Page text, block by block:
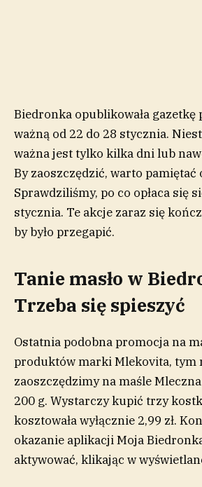
Biedronka opublikowała
ważną od 22 do 28 stycznia.
ważna jest tylko kilka dni lub
By zaoszczędzić, warto pamiętać
Sprawdziliśmy, po co opłaca się
stycznia. Te akcje zaraz się
by było przegapić.
Tanie masło w
Trzeba się spieszyć
Ostatnia podobna promocja na
produktów marki Mlekovita, tym
zaoszczędzimy na maśle
200 g. Wystarczy kupić trzy
kosztowała wyłącznie 2,99 zł.
okazanie aplikacji Moja
aktywować, klikając w